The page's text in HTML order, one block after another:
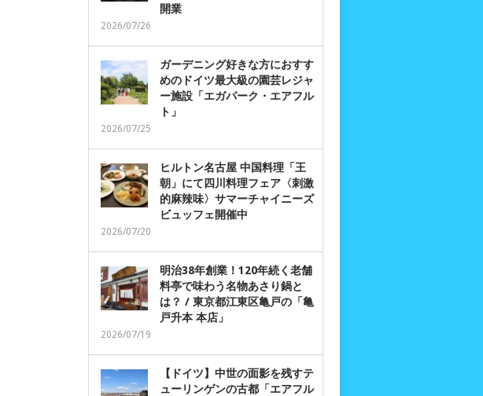
開業
2026/07/26
ガーデニング好きな方におすす
めのドイツ最大級の園芸レジャ
ー施設「エガパーク・エアフル
ト」
2026/07/25
ヒルトン名古屋 中国料理「王
朝」にて四川料理フェア〈刺激
的麻辣味〉サマーチャイニーズ
ビュッフェ開催中
2026/07/20
明治38年創業！120年続く老舗
料亭で味わう名物あさり鍋と
は？ / 東京都江東区亀戸の「亀
戸升本 本店」
2026/07/19
【ドイツ】中世の面影を残すテ
ューリンゲンの古都「エアフル